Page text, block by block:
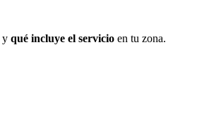
y qué incluye el servicio en tu zona.